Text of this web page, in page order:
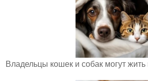
Владельцы кошек и собак могут